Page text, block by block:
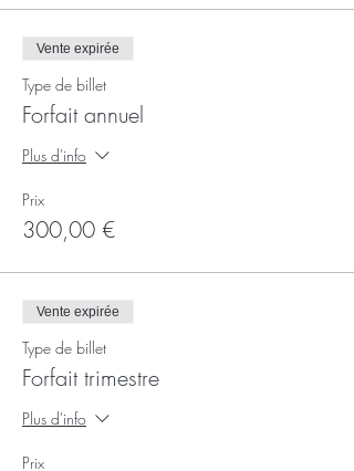
Vente expirée
Type de billet
Forfait annuel
Plus d'info
Prix
300,00 €
Vente expirée
Type de billet
Forfait trimestre
Plus d'info
Prix